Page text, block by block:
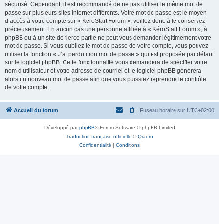
sécurisé. Cependant, il est recommandé de ne pas utiliser le même mot de
passe sur plusieurs sites internet différents. Votre mot de passe est le moyen
d’accès à votre compte sur « KéroStart Forum », veillez donc à le conservez
précieusement. En aucun cas une personne affiliée à « KéroStart Forum », à
phpBB ou à un site de tierce partie ne peut vous demander légitimement votre
mot de passe. Si vous oubliez le mot de passe de votre compte, vous pouvez
utiliser la fonction « J’ai perdu mon mot de passe » qui est proposée par défaut
sur le logiciel phpBB. Cette fonctionnalité vous demandera de spécifier votre
nom d’utilisateur et votre adresse de courriel et le logiciel phpBB générera
alors un nouveau mot de passe afin que vous puissiez reprendre le contrôle
de votre compte.
Accueil du forum Fuseau horaire sur UTC+02:00
Développé parphpBB® Forum Software © phpBB Limited
Traduction française officielle ©Qiaeru
Confidentialité | Conditions